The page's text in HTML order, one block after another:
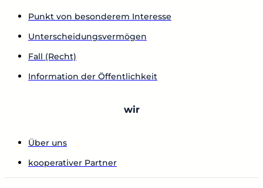
Punkt von besonderem Interesse
Unterscheidungsvermögen
Fall (Recht)
Information der Öffentlichkeit
wir
Über uns
kooperativer Partner